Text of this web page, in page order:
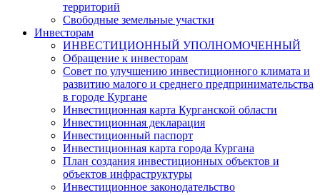
территорий
Свободные земельные участки
Инвесторам
ИНВЕСТИЦИОННЫЙ УПОЛНОМОЧЕННЫЙ
Обращение к инвесторам
Совет по улучшению инвестиционного климата и
развитию малого и среднего предпринимательства
в городе Кургане
Инвестиционная карта Курганской области
Инвестиционная декларация
Инвестиционный паспорт
Инвестиционная карта города Кургана
План создания инвестиционных объектов и
объектов инфраструктуры
Инвестиционное законодательство